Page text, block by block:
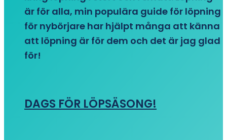
är för alla, min populära guide för löpning
för nybörjare har hjälpt många att känna
att löpning är för dem och det är jag glad
för!
DAGS FÖR LÖPSÄSONG!